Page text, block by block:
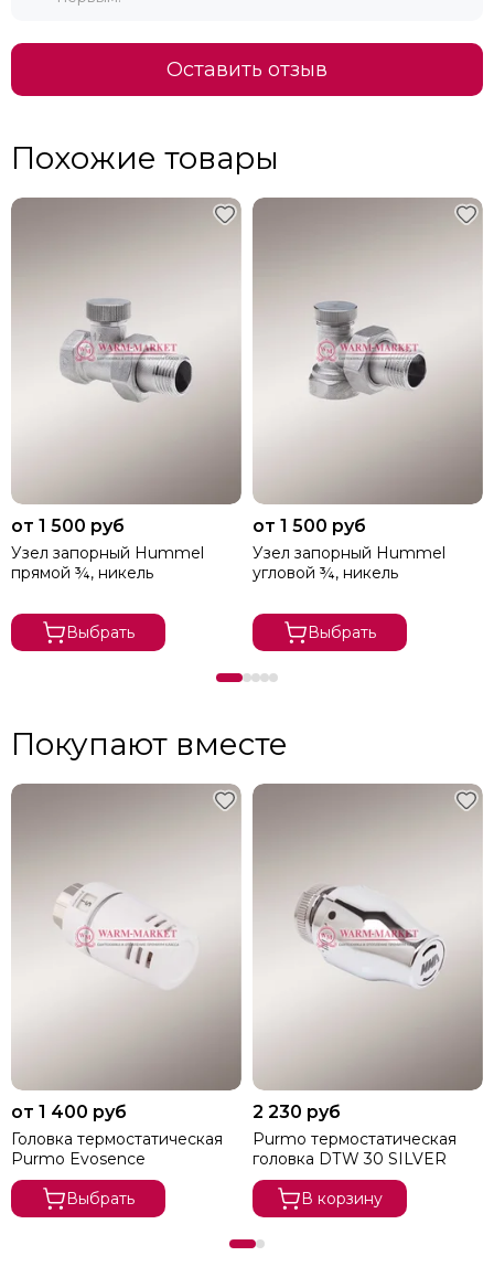
Оставить отзыв
Похожие товары
от 1 500 руб
Узел запорный Hummel
прямой ¾, никель
Выбрать
от 1 500 руб
Узел запорный Hummel
угловой ¾, никель
Выбрать
Покупают вместе
от 1 400 руб
Головка термостатическая
Purmo Evosence
Выбрать
2 230 руб
Purmo термостатическая
головка DТW 30 SILVER
В корзину